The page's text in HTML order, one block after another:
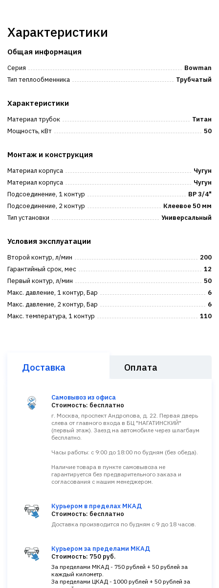
Характеристики
Общая информация
Серия
Bowman
Тип теплообменника
Трубчатый
Характеристики
Материал трубок
Титан
Мощность, кВт
50
Монтаж и конструкция
Материал корпуса
Чугун
Материал корпуса
Чугун
Подсоединение, 1 контур
ВР 3/4"
Подсоединение, 2 контур
Клеевое 50 мм
Тип установки
Универсальный
Условия эксплуатации
Второй контур, л/мин
200
Гарантийный срок, мес
12
Первый контур, л/мин
50
Макс. давление, 1 контур, Бар
6
Макс. давление, 2 контур, Бар
6
Макс. температура, 1 контур
110
Доставка Оплата
Самовывоз из офиса
Стоимость: бесплатно
г. Москва, проспект Андропова, д. 22. Первая дверь
слева от главного входа в БЦ "НАГАТИНСКИЙ"
(первый этаж). Заезд на автомобиле через шлагбаум
бесплатно.
Часы работы: с 9:00 до 18:00 по будням (без обеда).
Наличие товара в пункте самовывоза не
гарантируется без предварительного заказа и
согласования с нашим менеджером.
Курьером в пределах МКАД
Стоимость: бесплатно
Доставка производится по будням с 9 до 18 часов.
Курьером за пределами МКАД
Стоимость: 750 руб.
За пределами МКАД - 750 рублей + 50 рублей за
каждый километр.
За пределами ЦКАД - 1000 рублей + 50 рублей за